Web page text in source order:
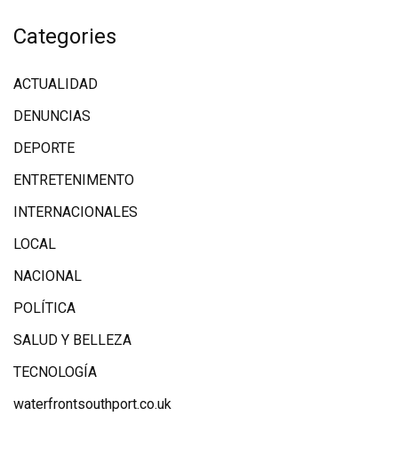
Categories
ACTUALIDAD
DENUNCIAS
DEPORTE
ENTRETENIMENTO
INTERNACIONALES
LOCAL
NACIONAL
POLÍTICA
SALUD Y BELLEZA
TECNOLOGÍA
waterfrontsouthport.co.uk